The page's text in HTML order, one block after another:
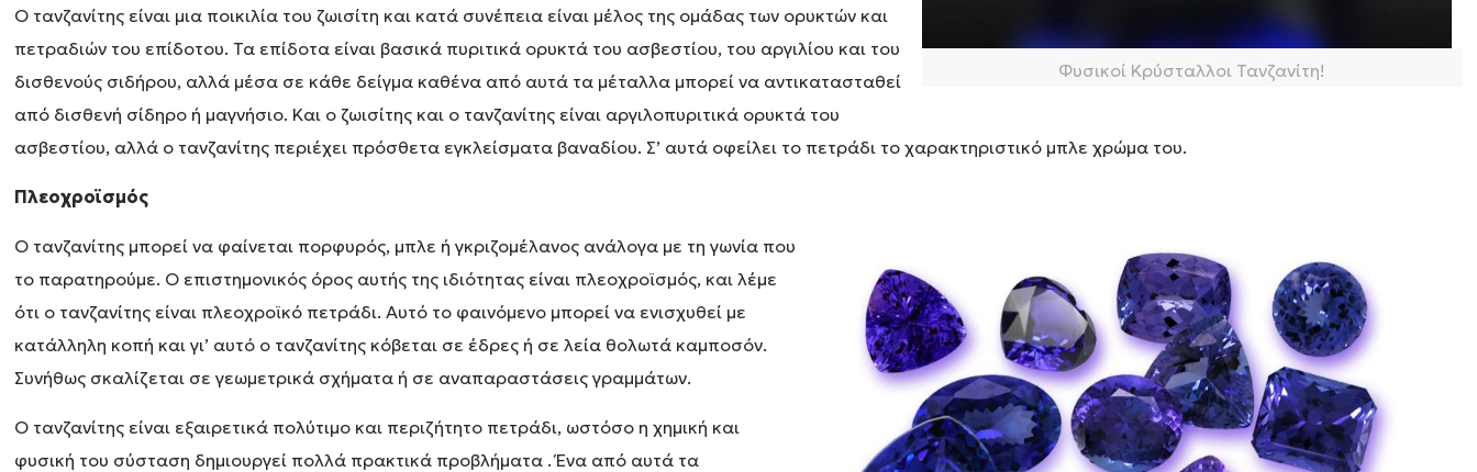
Φυσικοί Κρύσταλλοι Τανζανίτη!
Ο τανζανίτης είναι μια ποικιλία του ζωισίτη και κατά συνέπεια είναι μέλος της ομάδας των ορυκτών και
πετραδιών του επίδοτου. Τα επίδοτα είναι βασικά πυριτικά ορυκτά του ασβεστίου, του αργιλίου και του
δισθενούς σιδήρου, αλλά μέσα σε κάθε δείγμα καθένα από αυτά τα μέταλλα μπορεί να αντικατασταθεί
από δισθενή σίδηρο ή μαγνήσιο. Και ο ζωισίτης και ο τανζανίτης είναι αργιλοπυριτικά ορυκτά του
ασβεστίου, αλλά ο τανζανίτης περιέχει πρόσθετα εγκλείσματα βαναδίου. Σ’ αυτά οφείλει το πετράδι το χαρακτηριστικό μπλε χρώμα του.
Πλεοχροϊσμός
Ο τανζανίτης μπορεί να φαίνεται πορφυρός, μπλε ή γκριζομέλανος ανάλογα με τη γωνία που
το παρατηρούμε. Ο επιστημονικός όρος αυτής της ιδιότητας είναι πλεοχροϊσμός, και λέμε
ότι ο τανζανίτης είναι πλεοχροϊκό πετράδι. Αυτό το φαινόμενο μπορεί να ενισχυθεί με
κατάλληλη κοπή και γι’ αυτό ο τανζανίτης κόβεται σε έδρες ή σε λεία θολωτά καμποσόν.
Συνήθως σκαλίζεται σε γεωμετρικά σχήματα ή σε αναπαραστάσεις γραμμάτων.
Ο τανζανίτης είναι εξαιρετικά πολύτιμο και περιζήτητο πετράδι, ωστόσο η χημική και
φυσική του σύσταση δημιουργεί πολλά πρακτικά προβλήματα . Ένα από αυτά τα